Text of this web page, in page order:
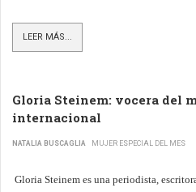
LEER MÁS...
Gloria Steinem: vocera del
internacional
NATALIA BUSCAGLIA MUJER ESPECIAL DEL MES
Gloria Steinem es una periodista,